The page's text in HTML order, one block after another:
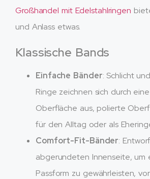
Großhandel mit Edelstahlringen
und Anlass etwas.
Klassische Bands
Einfache Bänder: Schlicht
Ringe zeichnen sich durch
Oberfläche aus, polierte
für den Alltag oder als
Comfort-Fit-Bänder:
abgerundeten Innenseite, um
Passform zu gewährleisten,